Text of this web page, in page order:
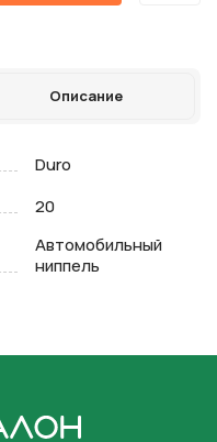
Описание
Duro
20
Автомобильный
ниппель